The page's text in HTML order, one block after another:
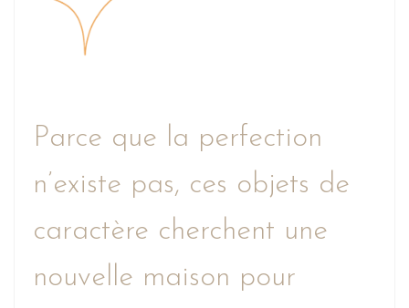
Parce que la perfection
n’existe pas, ces objets de
caractère cherchent une
nouvelle maison pour